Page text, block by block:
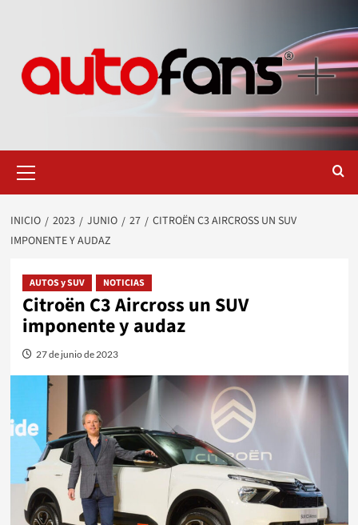
primario
INICIO 2023 JUNIO 27
CITROËN C3 AIRCROSS UN SUV
IMPONENTE Y AUDAZ
AUTOS y SUV NOTICIAS
Citroën C3 Aircross un SUV
imponente y audaz
27 de junio de 2023